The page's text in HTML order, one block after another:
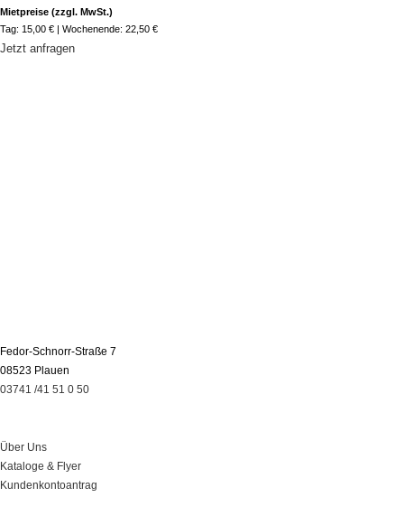
Mietpreise (zzgl. MwSt.)
Tag: 15,00 € | Wochenende: 22,50 €
Jetzt anfragen
Fedor-Schnorr-Straße 7
08523 Plauen
03741 /41 51 0 50
Über Uns
Kataloge & Flyer
Kundenkontoantrag